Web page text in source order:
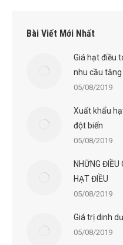
Bài Viết Mới Nhất
Giá hạt điều
nhu cầu
05/08/2019
Xuất khẩu
đột biến
05/08/2019
NHỮNG
HẠT ĐIỀU
05/08/2019
Giá trị dinh
05/08/2019